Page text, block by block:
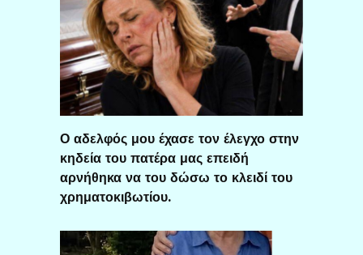
Ο αδελφός μου έχασε τον έλεγχο στην
κηδεία του πατέρα μας επειδή
αρνήθηκα να του δώσω το κλειδί του
χρηματοκιβωτίου.